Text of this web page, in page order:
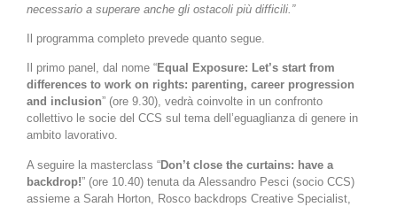
necessario a superare anche gli ostacoli più difficili.”
Il programma completo prevede quanto segue.
Il primo panel, dal nome “Equal Exposure: Let’s start from
differences to work on rights: parenting, career progression
and inclusion” (ore 9.30), vedrà coinvolte in un confronto
collettivo le socie del CCS sul tema dell’eguaglianza di genere in
ambito lavorativo.
A seguire la masterclass “Don’t close the curtains: have a
backdrop!” (ore 10.40) tenuta da Alessandro Pesci (socio CCS)
assieme a Sarah Horton, Rosco backdrops Creative Specialist,